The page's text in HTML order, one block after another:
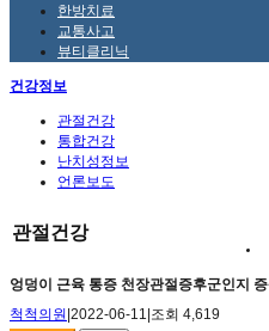
한방치료
교통사고
뷰티클리닉
건강정보
관절건강
통합건강
난치성정보
언론보도
관절건강
엉덩이 근육 통증 천장관절증후군인지 증
척척의원 2022-06-11 조회 4,619